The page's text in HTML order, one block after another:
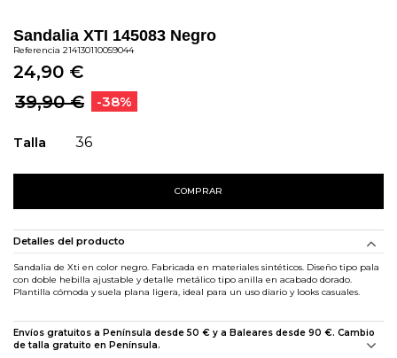
Sandalia XTI 145083 Negro
Referencia 214130110059044
24,90 €
39,90 €
-38%
Talla 36
COMPRAR
Detalles del producto
Sandalia de Xti en color negro. Fabricada en materiales sintéticos. Diseño tipo pala
con doble hebilla ajustable y detalle metálico tipo anilla en acabado dorado.
Plantilla cómoda y suela plana ligera, ideal para un uso diario y looks casuales.
Envíos gratuitos a Península desde 50 € y a Baleares desde 90 €. Cambio
de talla gratuito en Península.